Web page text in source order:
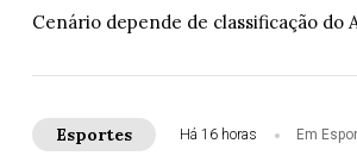
Cenário depende de classificação do
Esportes Há 16 horas Em